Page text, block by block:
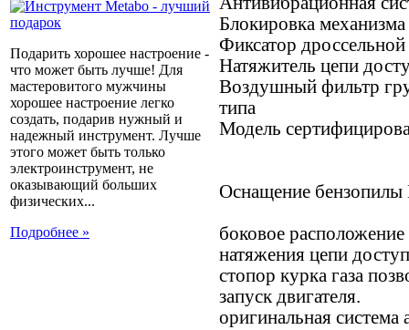
Подарить хорошее настроение -
что может быть лучше! Для
мастеровитого мужчины
хорошее настроение легко
создать, подарив нужный и
надежный инструмент. Лучше
этого может быть только
электроинструмент, не
оказывающий больших
физических...
Подробнее »
Блокировка
Фиксатор дроссельной
Натяжитель цепи
Воздушный фильтр
типа
Модель
Оснащение бензопилы
боковое
натяжения цепи
стопор курка газа
запуск двигателя.
оригинальная